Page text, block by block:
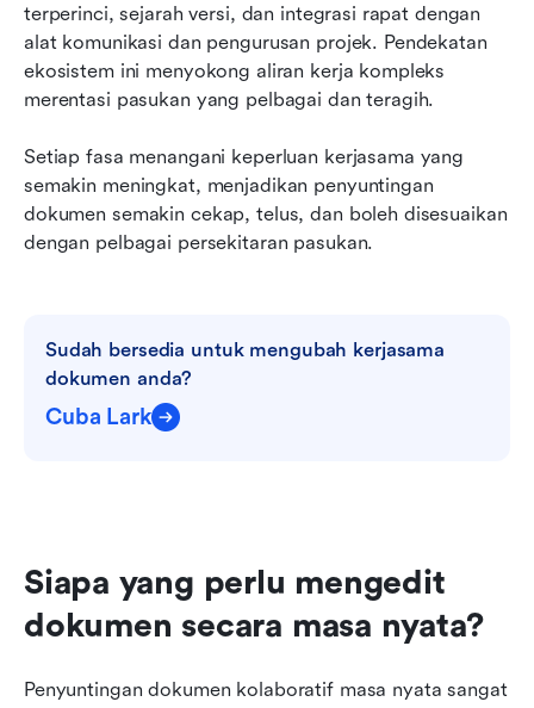
terperinci, sejarah versi, dan integrasi rapat dengan
alat komunikasi dan pengurusan projek. Pendekatan
ekosistem ini menyokong aliran kerja kompleks
merentasi pasukan yang pelbagai dan teragih.
Setiap fasa menangani keperluan kerjasama yang
semakin meningkat, menjadikan penyuntingan
dokumen semakin cekap, telus, dan boleh disesuaikan
dengan pelbagai persekitaran pasukan.
Sudah bersedia untuk mengubah kerjasama
dokumen anda?
Cuba Lark
Siapa yang perlu mengedit
dokumen secara masa nyata?
Penyuntingan dokumen kolaboratif masa nyata sangat